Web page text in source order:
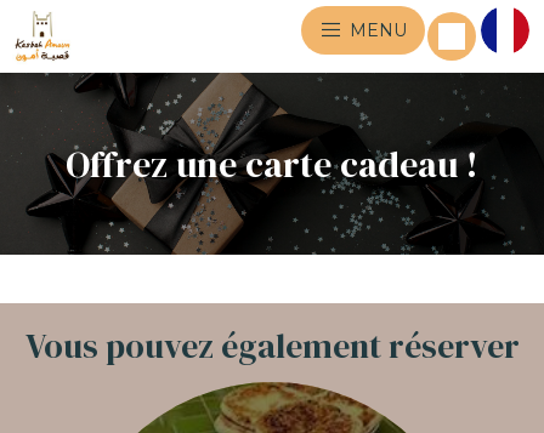
MENU
Offrez une carte cadeau !
Vous pouvez également réserver